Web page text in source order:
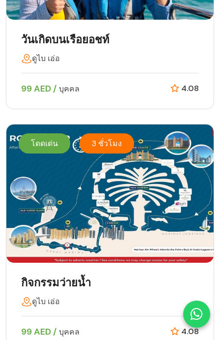
วันเกิดบนเรือยอชท์
ดูไบ เอ่อ
99 AED / บุคคล 4.08
โดดเด่น 3 ชั่วโมง
กิจกรรมว่ายน้ำ
ดูไบ เอ่อ
99 AED / บุคคล 4.08